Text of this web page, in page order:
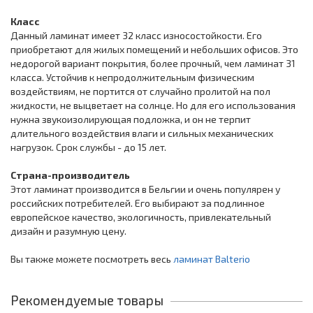
Класс
Данный ламинат имеет 32 класс износостойкости. Его
приобретают для жилых помещений и небольших офисов. Это
недорогой вариант покрытия, более прочный, чем ламинат 31
класса. Устойчив к непродолжительным физическим
воздействиям, не портится от случайно пролитой на пол
жидкости, не выцветает на солнце. Но для его использования
нужна звукоизолирующая подложка, и он не терпит
длительного воздействия влаги и сильных механических
нагрузок. Срок службы - до 15 лет.
Страна-производитель
Этот ламинат производится в Бельгии и очень популярен у
российских потребителей. Его выбирают за подлинное
европейское качество, экологичность, привлекательный
дизайн и разумную цену.
Вы также можете посмотреть весь ламинат Balterio
Рекомендуемые товары